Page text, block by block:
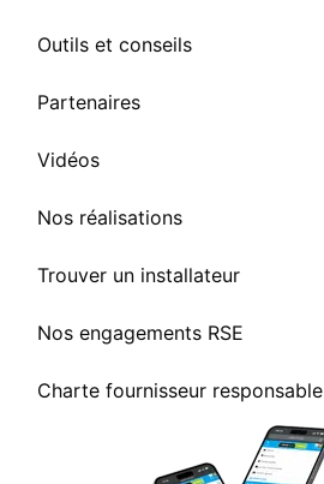
Outils et conseils
Partenaires
Vidéos
Nos réalisations
Trouver un installateur
Nos engagements RSE
Charte fournisseur responsable